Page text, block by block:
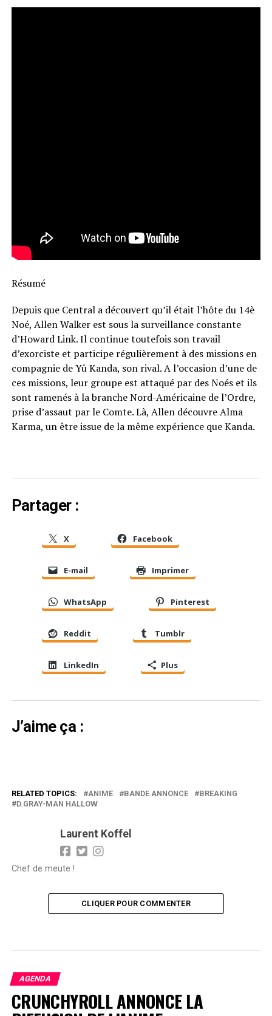
Résumé
Depuis que Central a découvert qu’il était l’hôte du 14è
Noé, Allen Walker est sous la surveillance constante
d’Howard Link. Il continue toutefois son travail
d’exorciste et participe régulièrement à des missions en
compagnie de Yû Kanda, son rival. A l’occasion d’une de
ces missions, leur groupe est attaqué par des Noés et ils
sont ramenés à la branche Nord-Américaine de l’Ordre,
prise d’assaut par le Comte. Là, Allen découvre Alma
Karma, un être issue de la même expérience que Kanda.
Partager :
X Facebook
E-mail Imprimer
WhatsApp Pinterest
Reddit Tumblr
LinkedIn Plus
J’aime ça :
RELATED TOPICS: ANIME BANDE ANNONCE
BREAKING
D.GRAY-MAN HALLOW
Laurent Koffel
Chef de meute !
CLIQUER POUR COMMENTER
AGENDA
CRUNCHYROLL ANNONCE LA